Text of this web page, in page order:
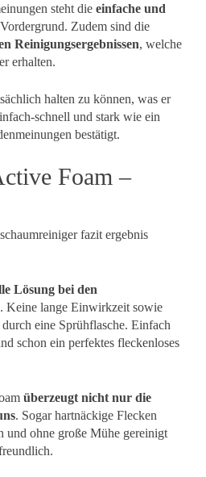
steht die einfache und
Zudem sind die
Reinigungsergebnissen, welche
erhalten.
halten zu können, was er
schnell und stark wie ein
bestätigt.
Foam –
Lösung bei den
. Keine lange Einwirkzeit sowie
eine Sprühflasche. Einfach
schon ein perfektes fleckenloses
überzeugt nicht nur die
. Sogar hartnäckige Flecken
und ohne große Mühe gereinigt